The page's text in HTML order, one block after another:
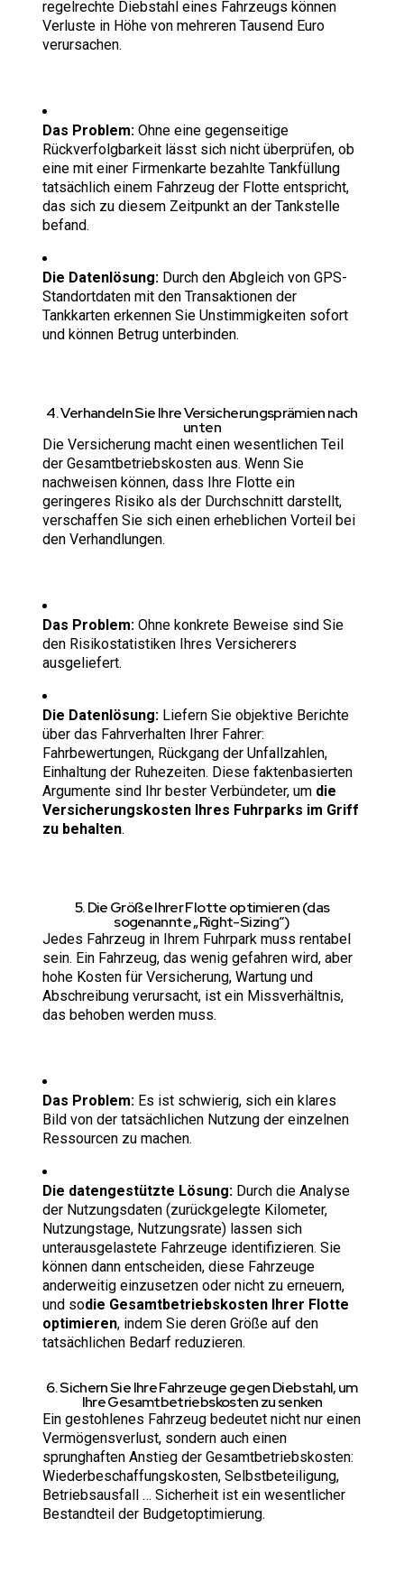
regelrechte Diebstahl eines Fahrzeugs können
Verluste in Höhe von mehreren Tausend Euro
verursachen.
Das Problem: Ohne eine gegenseitige
Rückverfolgbarkeit lässt sich nicht überprüfen, ob
eine mit einer Firmenkarte bezahlte Tankfüllung
tatsächlich einem Fahrzeug der Flotte entspricht,
das sich zu diesem Zeitpunkt an der Tankstelle
befand.
Die Datenlösung: Durch den Abgleich von GPS-
Standortdaten mit den Transaktionen der
Tankkarten erkennen Sie Unstimmigkeiten sofort
und können Betrug unterbinden.
4. Verhandeln Sie Ihre Versicherungsprämien nach
unten
Die Versicherung macht einen wesentlichen Teil
der Gesamtbetriebskosten aus. Wenn Sie
nachweisen können, dass Ihre Flotte ein
geringeres Risiko als der Durchschnitt darstellt,
verschaffen Sie sich einen erheblichen Vorteil bei
den Verhandlungen.
Das Problem: Ohne konkrete Beweise sind Sie
den Risikostatistiken Ihres Versicherers
ausgeliefert.
Die Datenlösung: Liefern Sie objektive Berichte
über das Fahrverhalten Ihrer Fahrer:
Fahrbewertungen, Rückgang der Unfallzahlen,
Einhaltung der Ruhezeiten. Diese faktenbasierten
Argumente sind Ihr bester Verbündeter, um die
Versicherungskosten Ihres Fuhrparks im Griff
zu behalten.
5. Die Größe Ihrer Flotte optimieren (das
sogenannte „Right-Sizing“)
Jedes Fahrzeug in Ihrem Fuhrpark muss rentabel
sein. Ein Fahrzeug, das wenig gefahren wird, aber
hohe Kosten für Versicherung, Wartung und
Abschreibung verursacht, ist ein Missverhältnis,
das behoben werden muss.
Das Problem: Es ist schwierig, sich ein klares
Bild von der tatsächlichen Nutzung der einzelnen
Ressourcen zu machen.
Die datengestützte Lösung: Durch die Analyse
der Nutzungsdaten (zurückgelegte Kilometer,
Nutzungstage, Nutzungsrate) lassen sich
unterausgelastete Fahrzeuge identifizieren. Sie
können dann entscheiden, diese Fahrzeuge
anderweitig einzusetzen oder nicht zu erneuern,
und sodie Gesamtbetriebskosten Ihrer Flotte
optimieren, indem Sie deren Größe auf den
tatsächlichen Bedarf reduzieren.
6. Sichern Sie Ihre Fahrzeuge gegen Diebstahl, um
Ihre Gesamtbetriebskosten zu senken
Ein gestohlenes Fahrzeug bedeutet nicht nur einen
Vermögensverlust, sondern auch einen
sprunghaften Anstieg der Gesamtbetriebskosten:
Wiederbeschaffungskosten, Selbstbeteiligung,
Betriebsausfall … Sicherheit ist ein wesentlicher
Bestandteil der Budgetoptimierung.